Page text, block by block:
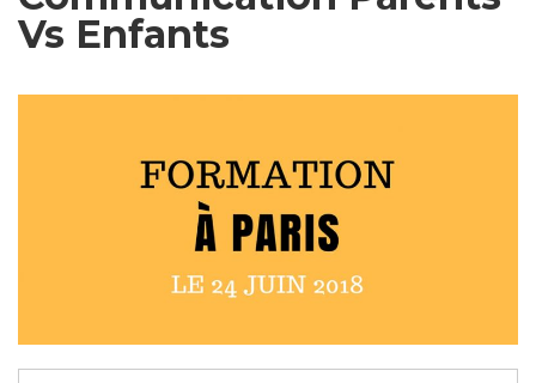
Vs Enfants